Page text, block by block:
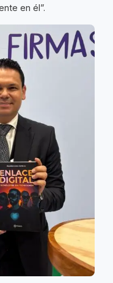
en él”.